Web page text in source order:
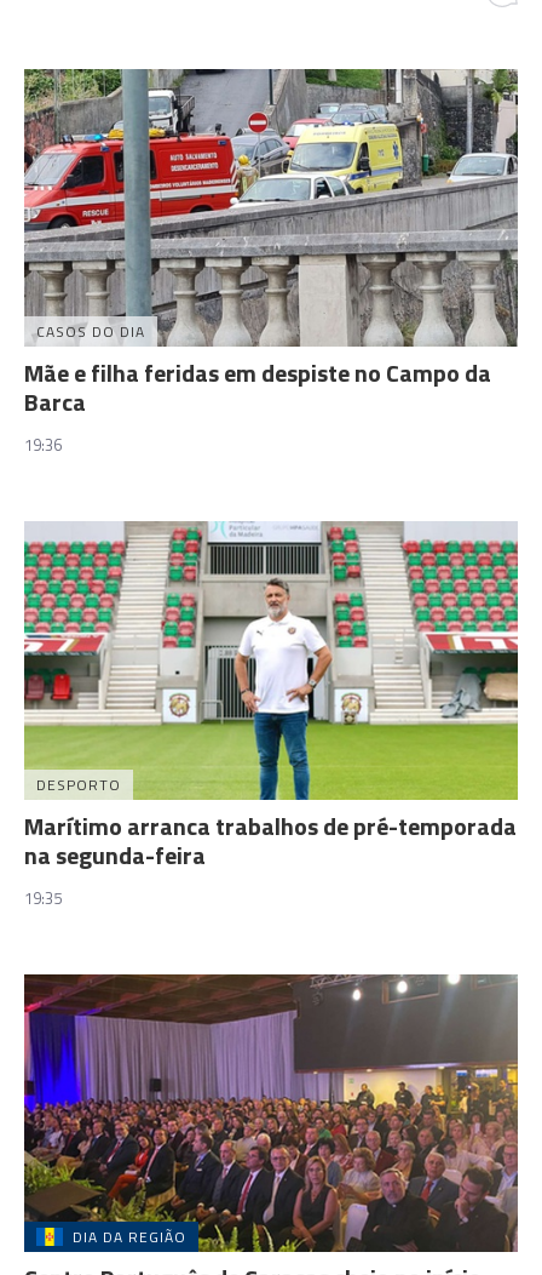
CASOS DO DIA
Mãe e filha feridas em despiste no Campo da
Barca
19:36
DESPORTO
Marítimo arranca trabalhos de pré-temporada
na segunda-feira
19:35
DIA DA REGIÃO